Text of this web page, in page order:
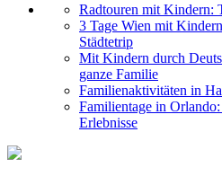
Radtouren mit Kindern:
3 Tage Wien mit
Städtetrip
Mit Kindern durch
ganze Familie
Familienaktivitäten in
Familientage in
Erlebnisse